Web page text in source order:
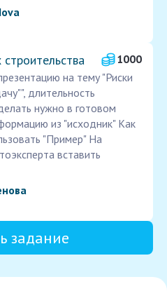
1000
на тему "Риски
длительность
нужно в готовом
из "исходник" Как
"Пример" На
вставить
задание